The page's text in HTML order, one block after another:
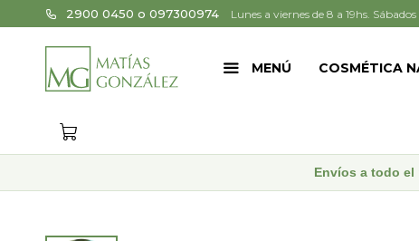
MENÚ COSMÉTICA
2900 0450 o 097300974 Lunes a viernes de 8 a 19hs. Sábados
Envíos a todo el